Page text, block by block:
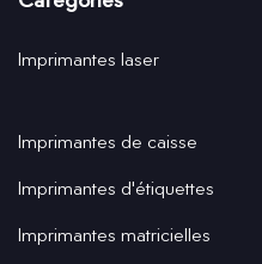
Imprimantes laser
Imprimantes de caisse
Imprimantes d'étiquettes
Imprimantes matricielles